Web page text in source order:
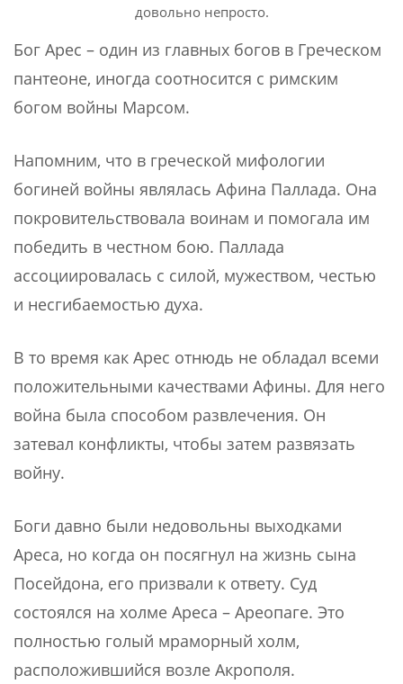
довольно непросто.
Бог Арес – один из главных богов в Греческом
пантеоне, иногда соотносится с римским
богом войны Марсом.
Напомним, что в греческой мифологии
богиней войны являлась Афина Паллада. Она
покровительствовала воинам и помогала им
победить в честном бою. Паллада
ассоциировалась с силой, мужеством, честью
и несгибаемостью духа.
В то время как Арес отнюдь не обладал всеми
положительными качествами Афины. Для него
война была способом развлечения. Он
затевал конфликты, чтобы затем развязать
войну.
Боги давно были недовольны выходками
Ареса, но когда он посягнул на жизнь сына
Посейдона, его призвали к ответу. Суд
состоялся на холме Ареса – Ареопаге. Это
полностью голый мраморный холм,
расположившийся возле Акрополя.